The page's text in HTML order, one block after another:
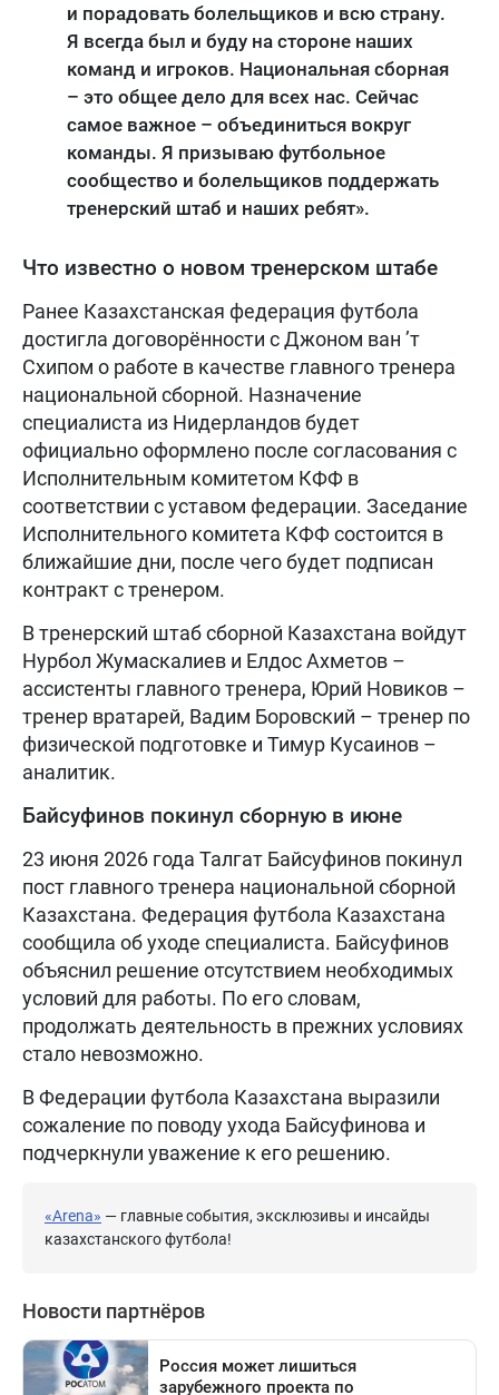
и порадовать болельщиков и всю страну.
Я всегда был и буду на стороне наших
команд и игроков. Национальная сборная
– это общее дело для всех нас. Сейчас
самое важное – объединиться вокруг
команды. Я призываю футбольное
сообщество и болельщиков поддержать
тренерский штаб и наших ребят».
Что известно о новом тренерском штабе
Ранее Казахстанская федерация футбола
достигла договорённости с Джоном ван ’т
Схипом о работе в качестве главного тренера
национальной сборной. Назначение
специалиста из Нидерландов будет
официально оформлено после согласования с
Исполнительным комитетом КФФ в
соответствии с уставом федерации. Заседание
Исполнительного комитета КФФ состоится в
ближайшие дни, после чего будет подписан
контракт с тренером.
В тренерский штаб сборной Казахстана войдут
Нурбол Жумаскалиев и Елдос Ахметов –
ассистенты главного тренера, Юрий Новиков –
тренер вратарей, Вадим Боровский – тренер по
физической подготовке и Тимур Кусаинов –
аналитик.
Байсуфинов покинул сборную в июне
23 июня 2026 года Талгат Байсуфинов покинул
пост главного тренера национальной сборной
Казахстана. Федерация футбола Казахстана
сообщила об уходе специалиста. Байсуфинов
объяснил решение отсутствием необходимых
условий для работы. По его словам,
продолжать деятельность в прежних условиях
стало невозможно.
В Федерации футбола Казахстана выразили
сожаление по поводу ухода Байсуфинова и
подчеркнули уважение к его решению.
«Arena» — главные события, эксклюзивы и инсайды
казахстанского футбола!